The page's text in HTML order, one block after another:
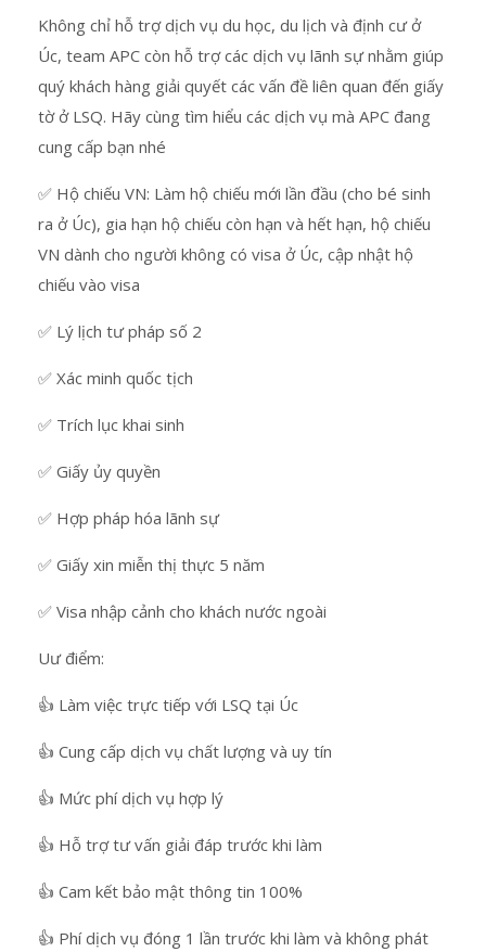
Không chỉ hỗ trợ dịch vụ du học, du lịch và định cư ở
Úc, team APC còn hỗ trợ các dịch vụ lãnh sự nhằm giúp
quý khách hàng giải quyết các vấn đề liên quan đến giấy
tờ ở LSQ. Hãy cùng tìm hiểu các dịch vụ mà APC đang
cung cấp bạn nhé
✅ Hộ chiếu VN: Làm hộ chiếu mới lần đầu (cho bé sinh
ra ở Úc), gia hạn hộ chiếu còn hạn và hết hạn, hộ chiếu
VN dành cho người không có visa ở Úc, cập nhật hộ
chiếu vào visa
✅ Lý lịch tư pháp số 2
✅ Xác minh quốc tịch
✅ Trích lục khai sinh
✅ Giấy ủy quyền
✅ Hợp pháp hóa lãnh sự
✅ Giấy xin miễn thị thực 5 năm
✅ Visa nhập cảnh cho khách nước ngoài
Uư điểm:
👍 Làm việc trực tiếp với LSQ tại Úc
👍 Cung cấp dịch vụ chất lượng và uy tín
👍 Mức phí dịch vụ hợp lý
👍 Hỗ trợ tư vấn giải đáp trước khi làm
👍 Cam kết bảo mật thông tin 100%
👍 Phí dịch vụ đóng 1 lần trước khi làm và không phát